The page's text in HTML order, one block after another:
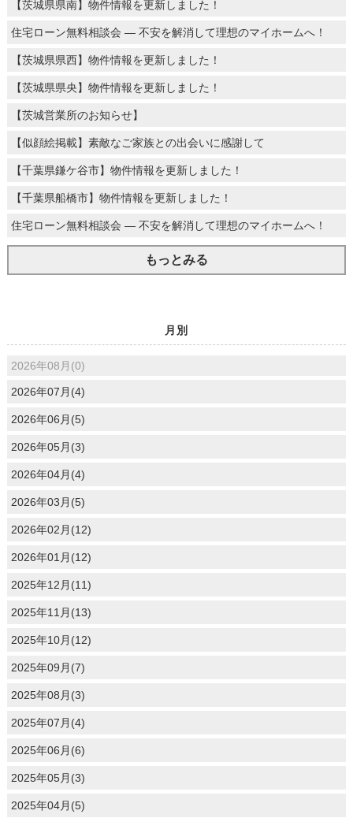
【茨城県県南】物件情報を更新しました！
住宅ローン無料相談会 ― 不安を解消して理想のマイホームへ！
【茨城県県西】物件情報を更新しました！
【茨城県県央】物件情報を更新しました！
【茨城営業所のお知らせ】
【似顔絵掲載】素敵なご家族との出会いに感謝して
【千葉県鎌ケ谷市】物件情報を更新しました！
【千葉県船橋市】物件情報を更新しました！
住宅ローン無料相談会 ― 不安を解消して理想のマイホームへ！
もっとみる
月別
2026年08月(0)
2026年07月(4)
2026年06月(5)
2026年05月(3)
2026年04月(4)
2026年03月(5)
2026年02月(12)
2026年01月(12)
2025年12月(11)
2025年11月(13)
2025年10月(12)
2025年09月(7)
2025年08月(3)
2025年07月(4)
2025年06月(6)
2025年05月(3)
2025年04月(5)